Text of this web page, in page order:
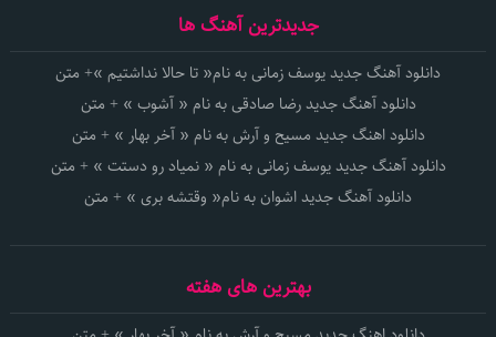
جدیدترین آهنگ ها
دانلود آهنگ جدید یوسف زمانی به نام« تا حالا نداشتیم »+ متن
دانلود آهنگ جدید رضا صادقی به نام « آشوب » + متن
دانلود اهنگ جدید مسیح و آرش به نام « آخر بهار » + متن
دانلود آهنگ جدید یوسف زمانی به نام « نمیاد رو دستت » + متن
دانلود آهنگ جدید اشوان به نام« وقتشه بری » + متن
بهترین های هفته